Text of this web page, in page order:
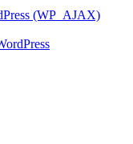
(WP_AJAX)